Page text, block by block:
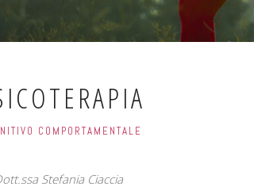
COMPORTAMENTALE
Stefania Ciaccia